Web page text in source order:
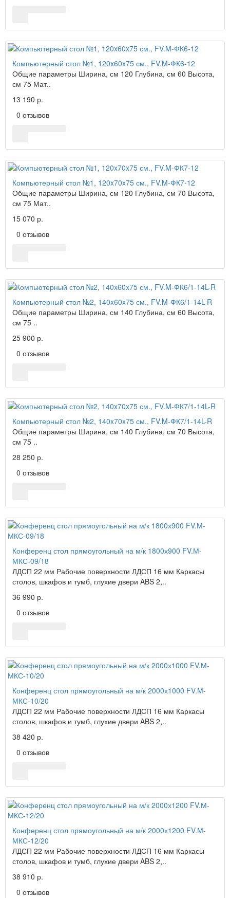
Компьютерный стол №1, 120x60x75 см., FV.M-ФК6-12
Общие параметры Ширина, см 120 Глубина, см 60 Высота,
см 75 Мат..
13 190 р.
0 отзывов
Компьютерный стол №1, 120x70x75 см., FV.M-ФК7-12
Общие параметры Ширина, см 120 Глубина, см 70 Высота,
см 75 Мат..
15 070 р.
0 отзывов
Компьютерный стол №2, 140x60x75 см., FV.M-ФК6/1-14L-R
Общие параметры Ширина, см 140 Глубина, см 60 Высота,
см 75 ..
25 900 р.
0 отзывов
Компьютерный стол №2, 140x70x75 см., FV.M-ФК7/1-14L-R
Общие параметры Ширина, см 140 Глубина, см 70 Высота,
см 75 ..
28 250 р.
0 отзывов
Конференц стол прямоугольный на м/к 1800х900 FV.М-
МКС-09/18
ЛДСП 22 мм Рабочие поверхности ЛДСП 16 мм Каркасы
столов, шкафов и тумб, глухие двери ABS 2,..
36 990 р.
0 отзывов
Конференц стол прямоугольный на м/к 2000х1000 FV.М-
МКС-10/20
ЛДСП 22 мм Рабочие поверхности ЛДСП 16 мм Каркасы
столов, шкафов и тумб, глухие двери ABS 2,..
38 420 р.
0 отзывов
Конференц стол прямоугольный на м/к 2000х1200 FV.М-
МКС-12/20
ЛДСП 22 мм Рабочие поверхности ЛДСП 16 мм Каркасы
столов, шкафов и тумб, глухие двери ABS 2,..
38 910 р.
0 отзывов